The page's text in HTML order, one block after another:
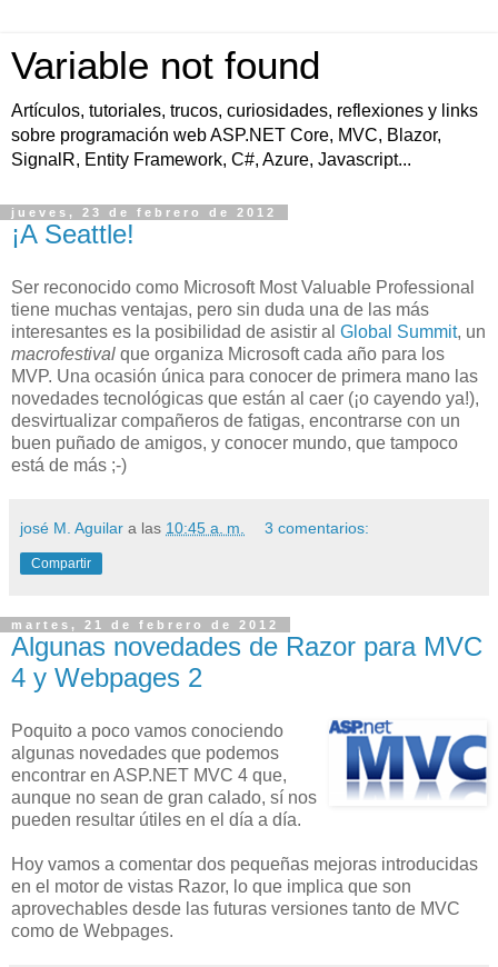
Variable not found
Artículos, tutoriales, trucos, curiosidades, reflexiones y links
sobre programación web ASP.NET Core, MVC, Blazor,
SignalR, Entity Framework, C#, Azure, Javascript...
jueves, 23 de febrero de 2012
¡A Seattle!
Ser reconocido como Microsoft Most Valuable Professional
tiene muchas ventajas, pero sin duda una de las más
interesantes es la posibilidad de asistir al Global Summit, un
macrofestival que organiza Microsoft cada año para los
MVP. Una ocasión única para conocer de primera mano las
novedades tecnológicas que están al caer (¡o cayendo ya!),
desvirtualizar compañeros de fatigas, encontrarse con un
buen puñado de amigos, y conocer mundo, que tampoco
está de más ;-)
josé M. Aguilar a las 10:45 a. m. 3 comentarios:
Compartir
martes, 21 de febrero de 2012
Algunas novedades de Razor para MVC
4 y Webpages 2
Poquito a poco vamos conociendo
algunas novedades que podemos
encontrar en ASP.NET MVC 4 que,
aunque no sean de gran calado, sí nos
pueden resultar útiles en el día a día.
Hoy vamos a comentar dos pequeñas mejoras introducidas
en el motor de vistas Razor, lo que implica que son
aprovechables desde las futuras versiones tanto de MVC
como de Webpages.